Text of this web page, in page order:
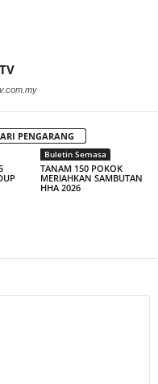
PENGARANG
Buletin Semasa
TANAM 150 POKOK
MERIAHKAN SAMBUTAN
HHA 2026